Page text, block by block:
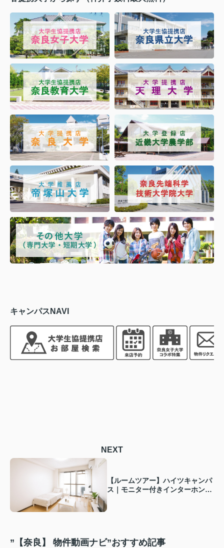
キャンパスNAVI
NEXT
【ルームツアー】ハイツキャンパ
ス｜モニター付きインターホン有
”【奈良】 物件動画ナビ”おすすめ記事